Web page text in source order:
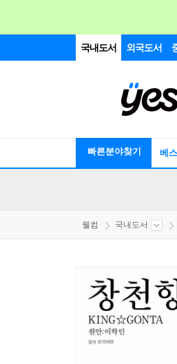
국내도서 외국도서
빠른분야찾기 베
웰컴 국내도서